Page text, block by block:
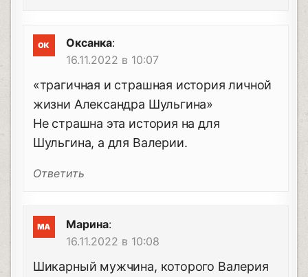
Оксанка:
16.11.2022 в 10:07
«трагичная и страшная история личной
жизни Александра Шульгина»
Не страшна эта история на для
Шульгина, а для Валерии.
Ответить
Марина:
16.11.2022 в 10:08
Шикарный мужчина, которого Валерия